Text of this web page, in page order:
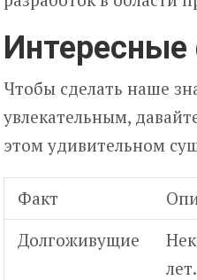
Интересные
Чтобы сделать наше
увлекательным,
этом удивительном
Факт
Долгоживущие
лет.